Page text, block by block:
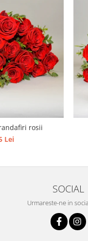
rosii
Lei
SOCIAL
Urmareste-ne in